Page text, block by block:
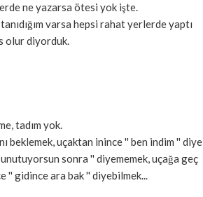
ne yazarsa ötesi yok işte.
varsa hepsi rahat yerlerde yaptı
olur diyorduk.
tadım yok.
beklemek, uçaktan inince '' ben indim '' diye
sonra '' diyememek, uçağa geç
'' gidince ara bak '' diyebilmek...